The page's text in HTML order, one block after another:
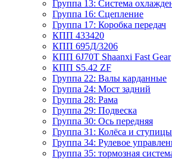
Группа 13: Система
Группа 16: Сцепление
Группа 17: Коробка передач
КПП 433420
КПП 695Д/3206
КПП 6J70T Shaanxi Fast Gear
КПП S5.42 ZF
Группа 22: Валы карданные
Группа 24: Мост задний
Группа 28: Рама
Группа 29: Подвеска
Группа 30: Ось передняя
Группа 31: Колёса и ступицы
Группа 34: Рулевое
Группа 35: тормозная